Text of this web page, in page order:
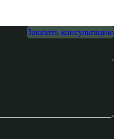
Заказать консультацию